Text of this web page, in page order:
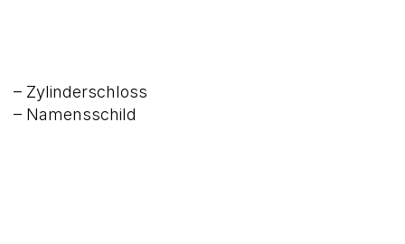
– Zylinderschloss
– Namensschild